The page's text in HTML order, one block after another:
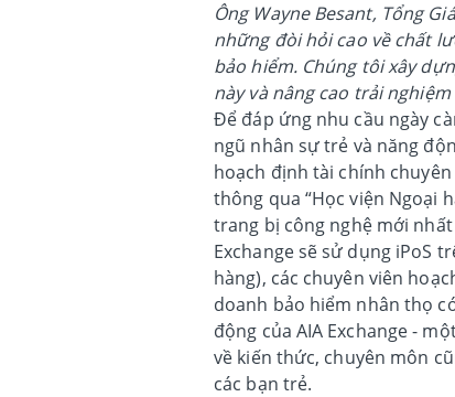
Ông Wayne Besant, Tổng
những đòi hỏi cao về chất
bảo hiểm. Chúng tôi xây
này và nâng cao trải nghiệm
Để đáp ứng nhu cầu ngày
ngũ nhân sự trẻ và năng
hoạch định tài chính
thông qua “Học viện Ngoại
trang bị công nghệ mới
Exchange sẽ sử dụng iPoS
hàng), các chuyên viên
doanh bảo hiểm nhân thọ
động của AIA Exchange -
về kiến thức, chuyên môn
các bạn trẻ.